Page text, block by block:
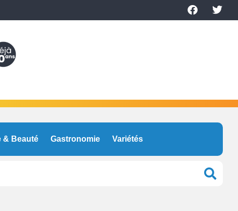
& Beauté Gastronomie Variétés